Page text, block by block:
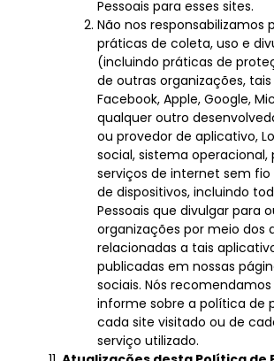
Pessoais para esses sites.
Não nos responsabilizamos
práticas de coleta, uso e
(incluindo práticas de
de outras organizações,
Facebook, Apple, Google,
qualquer outro
ou provedor de aplicativo,
social, sistema operacional,
serviços de internet sem
de dispositivos, incluindo
Pessoais que divulgar para
organizações por meio dos
relacionadas a tais
publicadas em nossas
sociais. Nós
informe sobre a política de
cada site visitado ou de
serviço utilizado.